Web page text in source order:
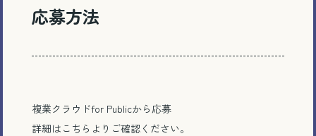
応募方法
複業クラウドfor Publicから応募
詳細はこちらよりご確認ください。